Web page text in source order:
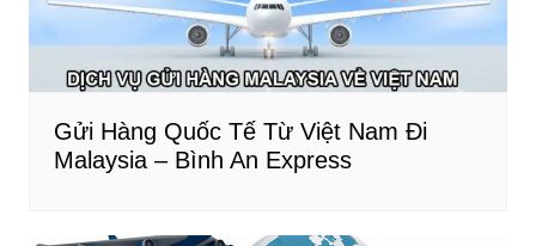
Gửi Hàng Quốc Tế Từ Việt Nam Đi
Malaysia – Bình An Express